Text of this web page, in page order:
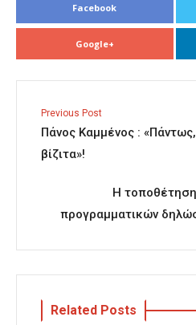
Facebook
Google+
Previous Post
Πάνος Καμμένος :
βίζιτα»!
Η
προγραμματικών
Related Posts